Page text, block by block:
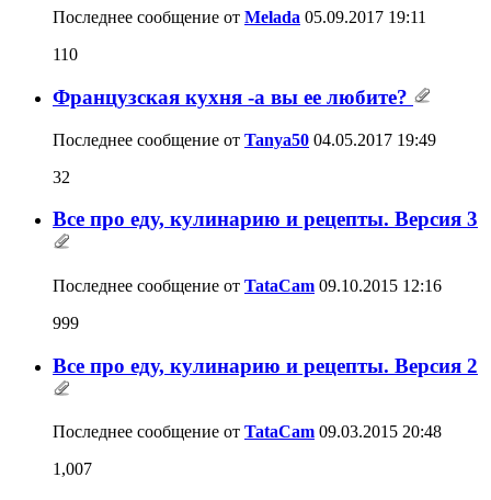
Последнее сообщение от Melada 05.09.2017 19:11
110
Французская кухня -а вы ее любите?
Последнее сообщение от Tanya50 04.05.2017 19:49
32
Все про еду, кулинарию и рецепты. Версия 3
Последнее сообщение от TataCam 09.10.2015 12:16
999
Все про еду, кулинарию и рецепты. Версия 2
Последнее сообщение от TataCam 09.03.2015 20:48
1,007